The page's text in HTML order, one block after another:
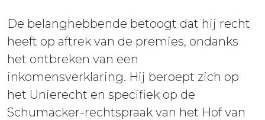
De belanghebbende betoogt dat hij recht
heeft op aftrek van de premies, ondanks
het ontbreken van een
inkomensverklaring. Hij beroept zich op
het Unierecht en specifiek op de
Schumacker-rechtspraak van het Hof van